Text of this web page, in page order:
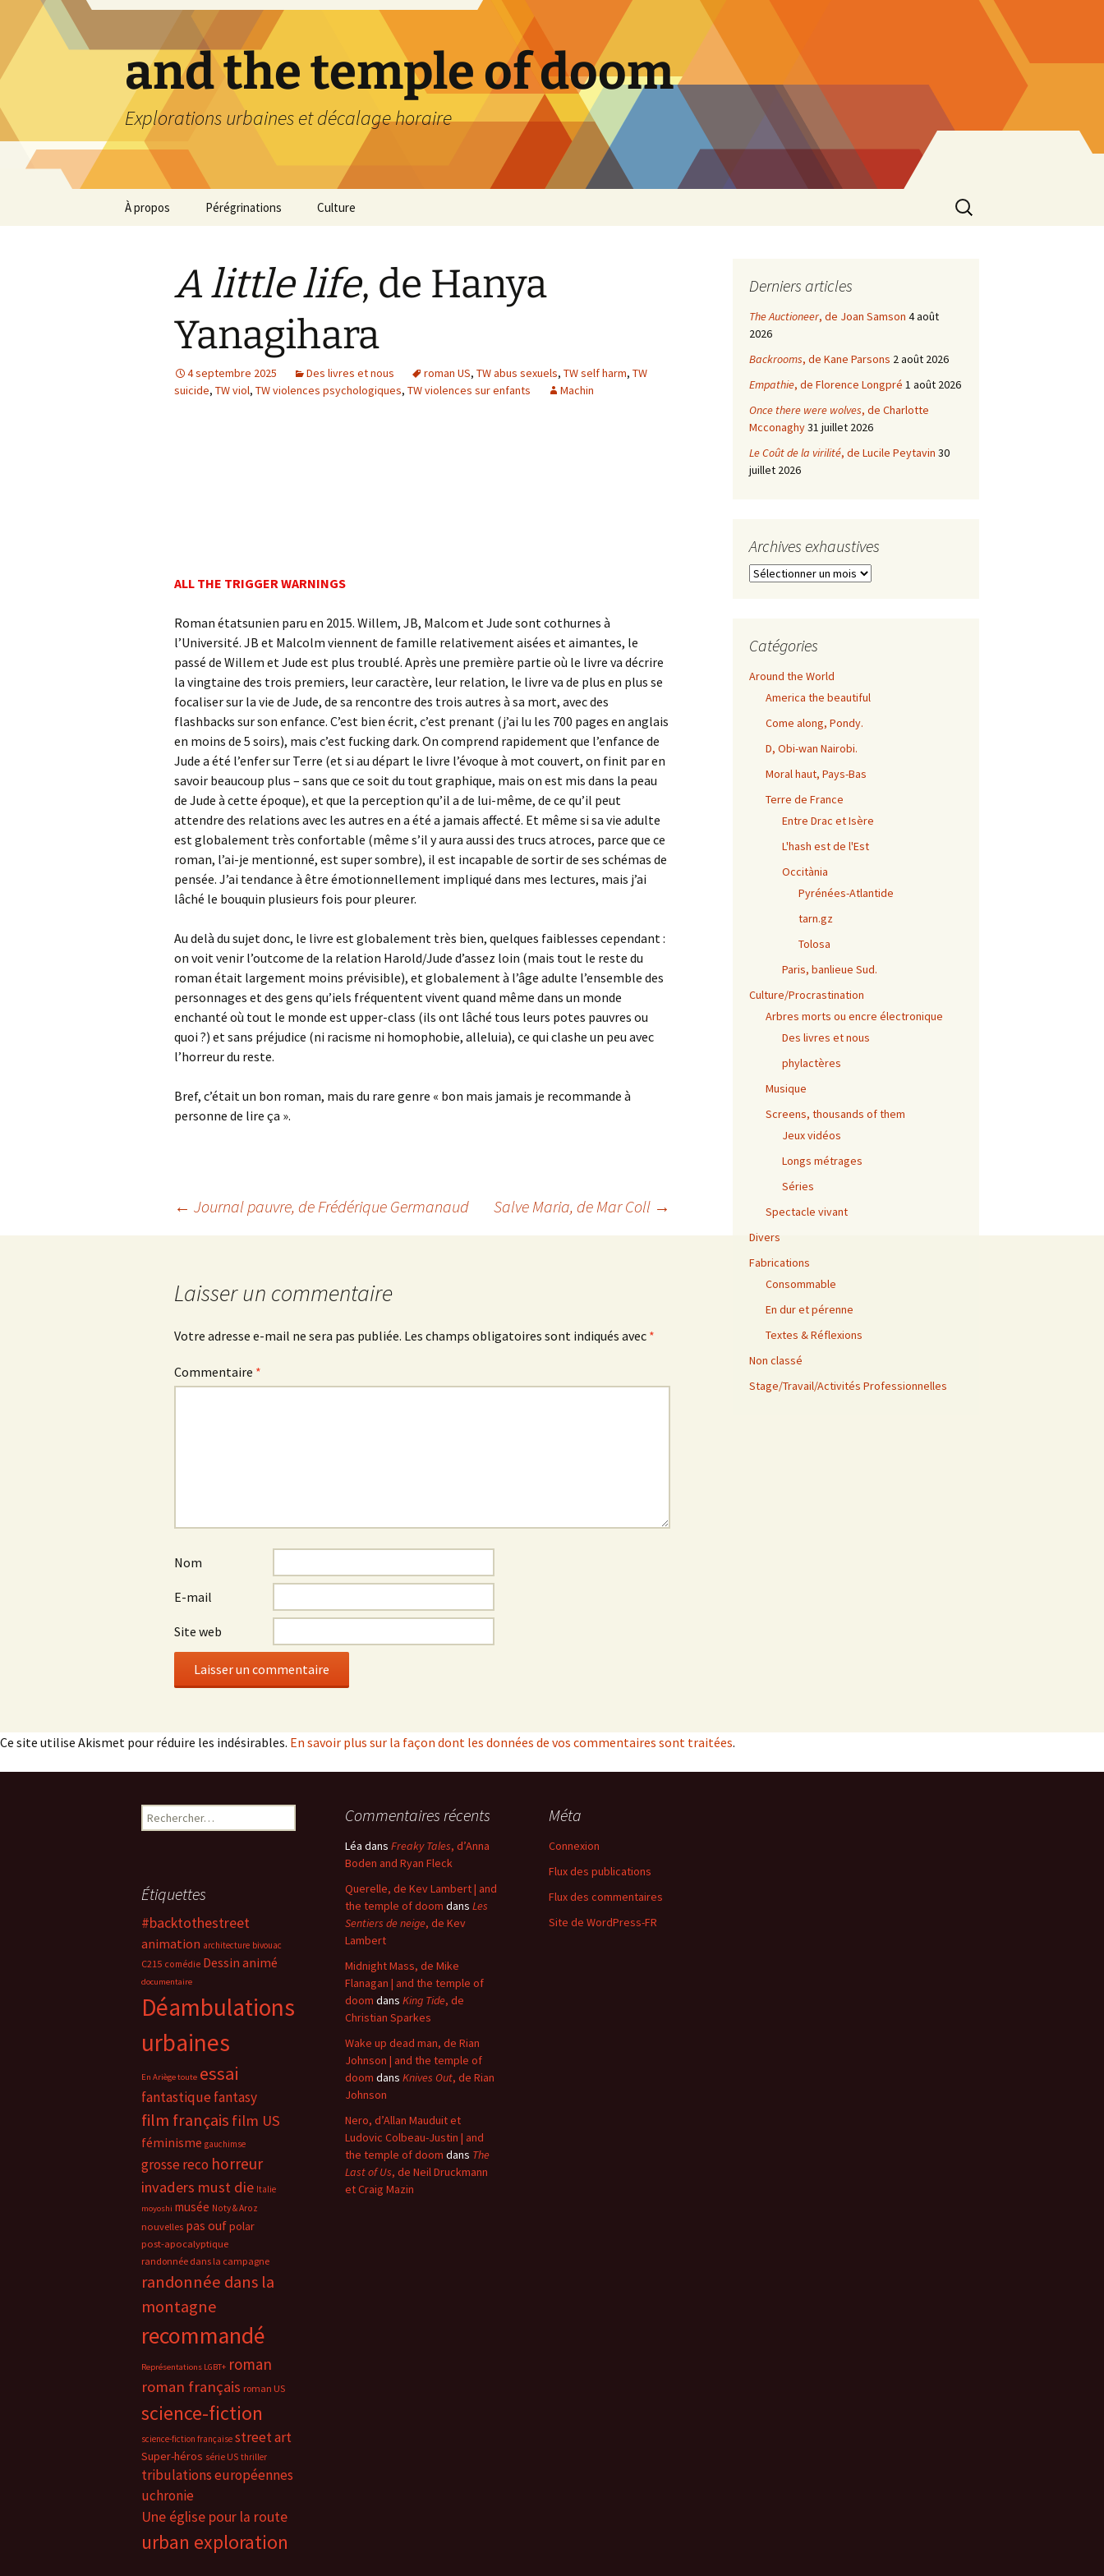
contenu
and the temple of doom
Explorations urbaines et décalage horaire
À propos Pérégrinations Culture
Rechercher :
A little life, de Hanya
Yanagihara
4 septembre 2025 Des livres et nous roman US, TW abus sexuels, TW self harm, TW
suicide, TW viol, TW violences psychologiques, TW violences sur enfants Machin
ALL THE TRIGGER WARNINGS
Roman étatsunien paru en 2015. Willem, JB, Malcom et Jude sont cothurnes à
l’Université. JB et Malcolm viennent de famille relativement aisées et aimantes, le
passé de Willem et Jude est plus troublé. Après une première partie où le livre va décrire
la vingtaine des trois premiers, leur caractère, leur relation, le livre va de plus en plus se
focaliser sur la vie de Jude, de sa rencontre des trois autres à sa mort, avec des
flashbacks sur son enfance. C’est bien écrit, c’est prenant (j’ai lu les 700 pages en anglais
en moins de 5 soirs), mais c’est fucking dark. On comprend rapidement que l’enfance de
Jude a été l’enfer sur Terre (et si au départ le livre l’évoque à mot couvert, on finit par en
savoir beaucoup plus – sans que ce soit du tout graphique, mais on est mis dans la peau
de Jude à cette époque), et que la perception qu’il a de lui-même, de ce qu’il peut
attendre des relations avec les autres en a été a jamais affecté. Et même si sa vie adulte
est globalement très confortable (même s’il y aura aussi des trucs atroces, parce que ce
roman, l’ai-je mentionné, est super sombre), il est incapable de sortir de ses schémas de
pensée. J’ai tendance à être émotionnellement impliqué dans mes lectures, mais j’ai
lâché le bouquin plusieurs fois pour pleurer.
Au delà du sujet donc, le livre est globalement très bien, quelques faiblesses cependant :
on voit venir l’outcome de la relation Harold/Jude d’assez loin (mais tout le reste du
roman était largement moins prévisible), et globalement à l’âge adulte l’ensemble des
personnages et des gens qu’iels fréquentent vivent quand même dans un monde
enchanté où tout le monde est upper-class (ils ont lâché tous leurs potes pauvres ou
quoi ?) et sans préjudice (ni racisme ni homophobie, alleluia), ce qui clashe un peu avec
l’horreur du reste.
Bref, c’était un bon roman, mais du rare genre « bon mais jamais je recommande à
personne de lire ça ».
Navigation
← Journal pauvre, de Frédérique Germanaud Salve Maria, de Mar Coll →
Laisser un commentaire
Votre adresse e-mail ne sera pas publiée. Les champs obligatoires sont indiqués avec *
Commentaire *
Nom
E-mail
Site web
Ce site utilise Akismet pour réduire les indésirables. En savoir plus sur la façon dont les données de vos commentaires sont traitées.
Derniers articles
The Auctioneer, de Joan Samson 4 août
2026
Backrooms, de Kane Parsons 2 août 2026
Empathie, de Florence Longpré 1 août 2026
Once there were wolves, de Charlotte
Mcconaghy31 juillet 2026
Le Coût de la virilité, de Lucile Peytavin 30
juillet 2026
Archives exhaustives
Archives
Catégories
Around the World
America the beautiful
Come along, Pondy.
D, Obi-wan Nairobi.
Moral haut, Pays-Bas
Terre de France
Entre Drac et Isère
L'hash est de l'Est
Occitània
Pyrénées-Atlantide
tarn.gz
Tolosa
Paris, banlieue Sud.
Culture/Procrastination
Arbres morts ou encre électronique
Des livres et nous
phylactères
Musique
Screens, thousands of them
Jeux vidéos
Longs métrages
Séries
Spectacle vivant
Divers
Fabrications
Consommable
En dur et pérenne
Textes & Réflexions
Non classé
Stage/Travail/Activités Professionnelles
Rechercher : Commentaires récents
Léa dans Freaky Tales, d’Anna
Boden and Ryan Fleck
Querelle, de Kev Lambert | and
the temple of doom dans Les
Sentiers de neige, de Kev
Lambert
Midnight Mass, de Mike
Flanagan | and the temple of
doom dans King Tide, de
Christian Sparkes
Wake up dead man, de Rian
Johnson | and the temple of
doom dans Knives Out, de Rian
Johnson
Nero, d’Allan Mauduit et
Ludovic Colbeau-Justin | and
the temple of doom dans The
Last of Us, de Neil Druckmann
et Craig Mazin
Méta
Connexion
Flux des publications
Flux des commentaires
Site de WordPress-FR
Étiquettes
#backtothestreet
animation architecture bivouac
C215 comédie Dessin animé
documentaire
Déambulations
urbaines
En Ariège toute essai
fantastiquefantasy
film français film US
féminisme gauchimse
grosse reco horreur
invaders must die Italie
moyoshi musée Noty & Aroz
nouvelles pas oufpolar
post-apocalyptique
randonnée dans la campagne
randonnée dans la
montagne
recommandé
Représentations LGBT+ roman
roman français roman US
science-fiction
science-fiction française street art
Super-héros série US thriller
tribulations européennes
uchronie
Une église pour la route
urban exploration